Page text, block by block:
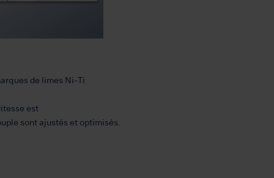
de limes Ni-Ti
est
sont ajustés et optimisés.